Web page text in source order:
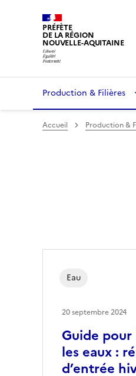
PRÉFÈTE
DE LA RÉGION
NOUVELLE-AQUITAINE
Production & Filières
Accueil Production &
Guide
les eaux :
d’entrée
Eau
20 septembre 2024